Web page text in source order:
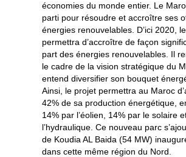
économies du monde entier. Le
parti pour résoudre et accroître ses
énergies renouvelables. D’ici 2020,
permettra d’accroître de façon
part des énergies renouvelables. Il
le cadre de la vision stratégique du
entend diversifier son bouquet
Ainsi, le projet permettra au Maroc
42% de sa production énergétique,
14% par l’éolien, 14% par le solaire
l’hydraulique. Ce nouveau parc
de Koudia AL Baida (54 MW)
dans cette même région du Nord.